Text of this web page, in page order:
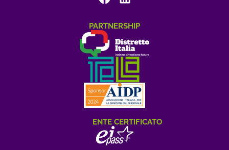
PARTNERSHIP
ENTE CERTIFICATO